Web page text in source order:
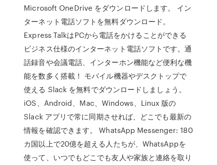
Microsoft OneDrive をダウンロードします。 イン
ターネット電話ソフトを無料ダウンロード。
Express TalkはPCから電話をかけることができる
ビジネス仕様のインターネット電話ソフトです。通
話録音や会議電話、インターホン機能など便利な機
能を数多く搭載！ モバイル機器やデスクトップで
使える Slack を無料でダウンロードしましょう。
iOS、Android、Mac、Windows、Linux 版の
Slack アプリで常に同期させれば、どこでも最新の
情報を確認できます。 WhatsApp Messenger: 180
カ国以上で20億を超える人たちが、WhatsAppを
使って、いつでもどこでも友人や家族と連絡を取り